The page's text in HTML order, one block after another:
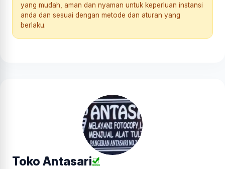
yang mudah, aman dan nyaman untuk keperluan instansi
anda dan sesuai dengan metode dan aturan yang
berlaku.
Toko Antasari